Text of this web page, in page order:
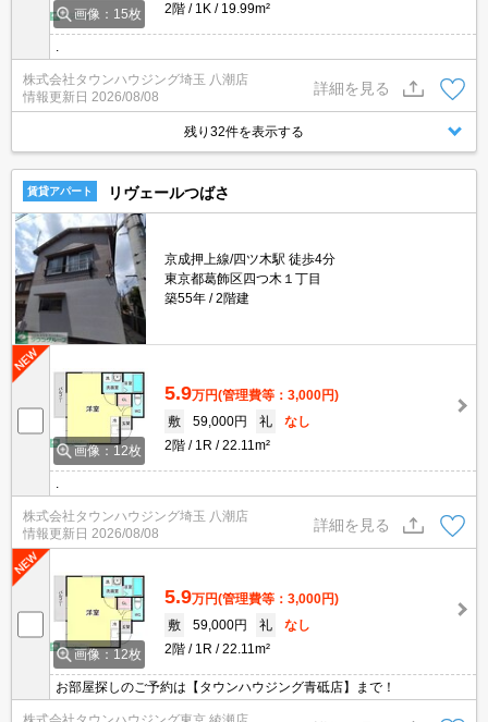
画像：15枚
2階
1K 19.99m²
株式会社タウンハウジング埼玉 八潮店
情報更新日 2026/08/08
詳細を見る
残り32件を表示する
賃貸アパート リヴェールつばさ
京成押上線/四ツ木駅 徒歩4分
東京都葛飾区四つ木１丁目
築55年
2階建
画像：12枚
5.9万円(管理費等：3,000円)
敷
59,000円 礼
なし
2階
1R 22.11m²
株式会社タウンハウジング埼玉 八潮店
情報更新日 2026/08/08
詳細を見る
画像：12枚
5.9万円(管理費等：3,000円)
敷
59,000円 礼
なし
2階
1R 22.11m²
お部屋探しのご予約は【タウンハウジング青砥店】まで！